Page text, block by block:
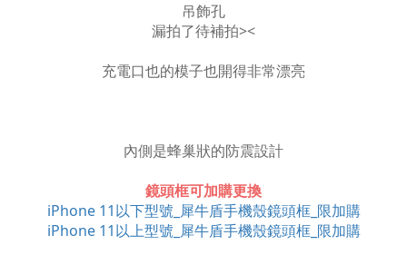
吊飾孔
漏拍了待補拍><
充電口也的模子也開得非常漂亮
內側是蜂巢狀的防震設計
鏡頭框可加購更換
iPhone 11以下型號_犀牛盾手機殼鏡頭框_限加購
iPhone 11以上型號_犀牛盾手機殼鏡頭框_限加購